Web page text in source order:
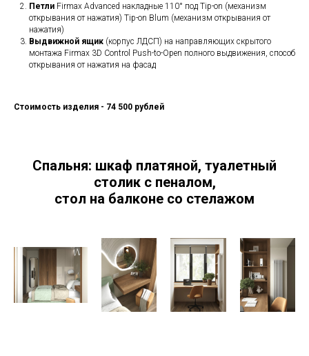
Петли Firmax Advanced накладные 110° под Tip-on (механизм
открывания от нажатия) Tip-on Blum (механизм открывания от
нажатия)
Выдвижной ящик (корпус ЛДСП) на направляющих скрытого
монтажа Firmax 3D Control Push-to-Open полного выдвижения, способ
открывания от нажатия на фасад
Стоимость изделия - 74 500 рублей
Спальня: шкаф платяной, туалетный
столик с пеналом,
стол на балконе со стелажом